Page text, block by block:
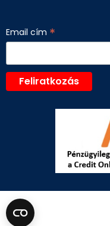
Email cím *